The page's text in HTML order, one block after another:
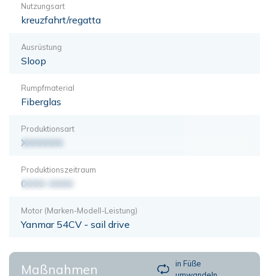
Nutzungsart
kreuzfahrt/regatta
Ausrüstung
Sloop
Rumpfmaterial
Fiberglas
Produktionsart
XXXXXXX
Produktionszeitraum
0000-0000
Motor (Marken-Modell-Leistung)
Yanmar 54CV - sail drive
Maßnahmen
in Füße